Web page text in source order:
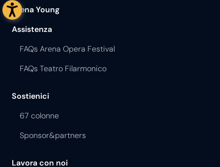
Arena Young
Assistenza
FAQs Arena Opera Festival
FAQs Teatro Filarmonico
Sostienici
67 colonne
Sponsor&partners
Lavora con noi